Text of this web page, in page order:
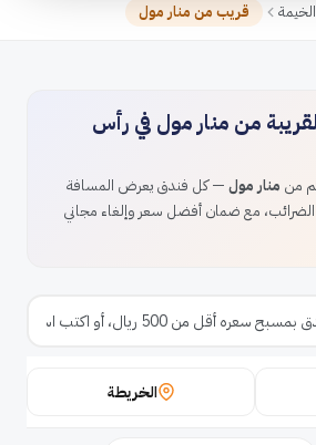
قريب من منار مول
من منار مول في رأس
منار مول— كل فندق يعرض المسافة
الضرائب، مع ضمان أفضل سعر وإلغاء مجاني
الخريطة